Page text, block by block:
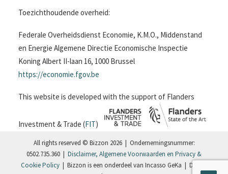
Toezichthoudende overheid:
Federale Overheidsdienst Economie, K.M.O., Middenstand
en Energie Algemene Directie Economische Inspectie
Koning Albert II-laan 16, 1000 Brussel
https://economie.fgov.be
This website is developed with the support of Flanders
Investment & Trade (FIT)
All rights reserved © Bizzon 2026 | Ondernemingsnummer:
0502.735.360 | Disclaimer, Algemene Voorwaarden en Privacy &
Cookie Policy| Bizzon is een onderdeel van Incasso GeKa | Design